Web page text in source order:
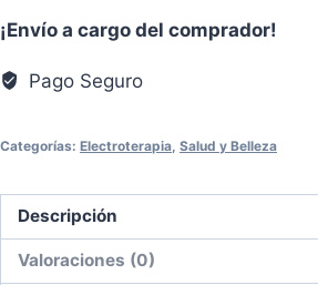
¡Envío a cargo del comprador!
Pago Seguro
Categorías: Electroterapia Salud y Belleza
Descripción
Valoraciones (0)